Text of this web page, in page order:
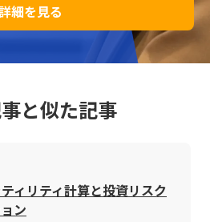
細を見る
と似た記事
ィリティ計算と投資リスク
ン